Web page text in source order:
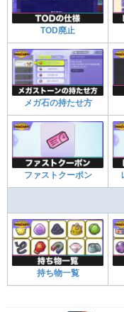
TOD廃止
メガ石の持たせ方
ファストクーポン
持ち物一覧